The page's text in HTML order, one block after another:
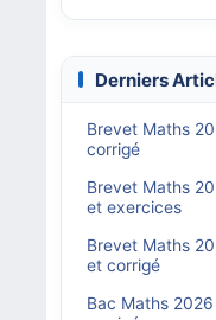
Derniers
Brevet Maths
corrigé
Brevet Maths
et exercices
Brevet Maths
et corrigé
Bac Maths